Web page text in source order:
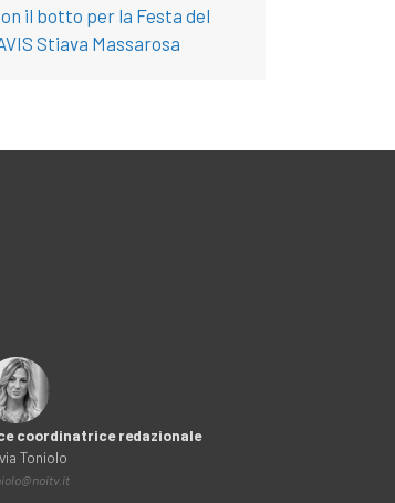
il botto per la Festa del
Stiava Massarosa
coordinatrice redazionale
Toniolo